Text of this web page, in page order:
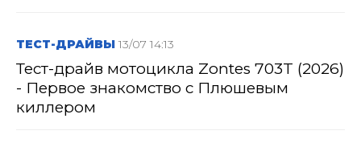
ТЕСТ-ДРАЙВЫ 13/07 14:13
Тест-драйв мотоцикла Zontes 703T (2026)
- Первое знакомство с Плюшевым
киллером